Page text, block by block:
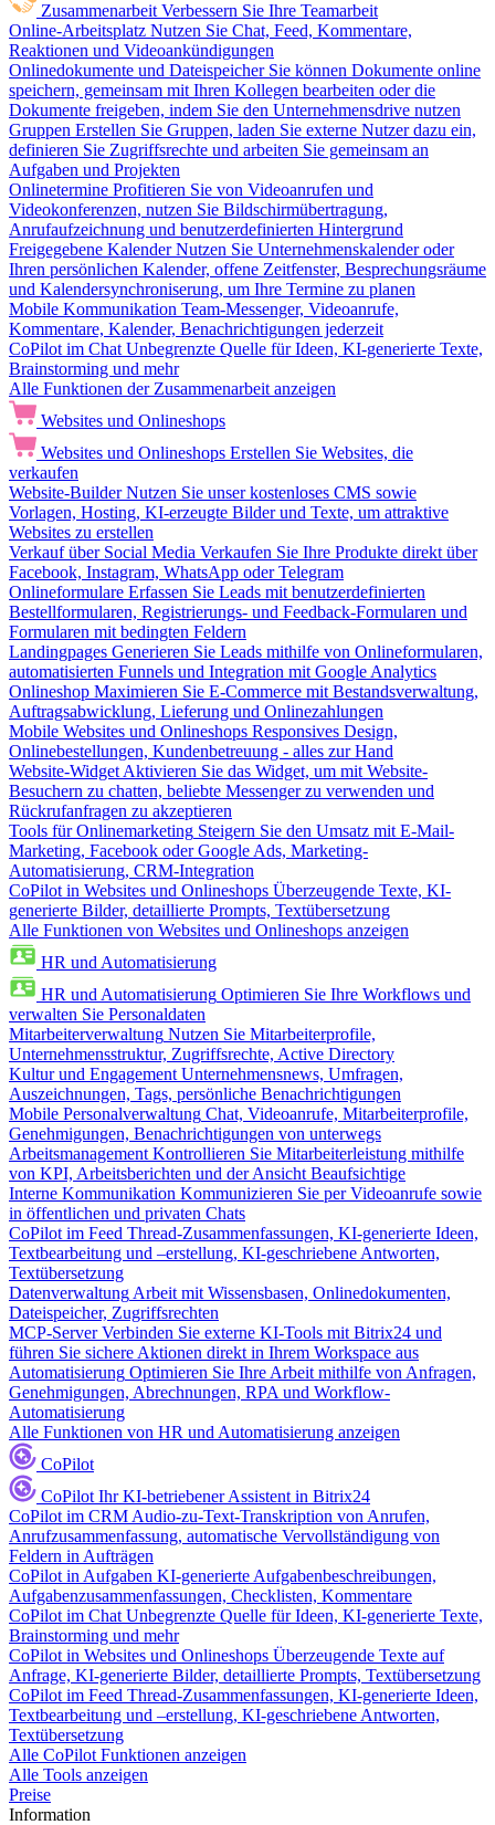
Zusammenarbeit Verbessern Sie Ihre Teamarbeit
Online-Arbeitsplatz Nutzen Sie Chat, Feed, Kommentare,
Reaktionen und Videoankündigungen
Onlinedokumente und Dateispeicher Sie können Dokumente online
speichern, gemeinsam mit Ihren Kollegen bearbeiten oder die
Dokumente freigeben, indem Sie den Unternehmensdrive nutzen
Gruppen Erstellen Sie Gruppen, laden Sie externe Nutzer dazu ein,
definieren Sie Zugriffsrechte und arbeiten Sie gemeinsam an
Aufgaben und Projekten
Onlinetermine Profitieren Sie von Videoanrufen und
Videokonferenzen, nutzen Sie Bildschirmübertragung,
Anrufaufzeichnung und benutzerdefinierten Hintergrund
Freigegebene Kalender Nutzen Sie Unternehmenskalender oder
Ihren persönlichen Kalender, offene Zeitfenster, Besprechungsräume
und Kalendersynchroniserung, um Ihre Termine zu planen
Mobile Kommunikation Team-Messenger, Videoanrufe,
Kommentare, Kalender, Benachrichtigungen jederzeit
CoPilot im Chat Unbegrenzte Quelle für Ideen, KI-generierte Texte,
Brainstorming und mehr
Alle Funktionen der Zusammenarbeit anzeigen
Websites und Onlineshops
Websites und Onlineshops Erstellen Sie Websites, die
verkaufen
Website-Builder Nutzen Sie unser kostenloses CMS sowie
Vorlagen, Hosting, KI-erzeugte Bilder und Texte, um attraktive
Websites zu erstellen
Verkauf über Social Media Verkaufen Sie Ihre Produkte direkt über
Facebook, Instagram, WhatsApp oder Telegram
Onlineformulare Erfassen Sie Leads mit benutzerdefinierten
Bestellformularen, Registrierungs- und Feedback-Formularen und
Formularen mit bedingten Feldern
Landingpages Generieren Sie Leads mithilfe von Onlineformularen,
automatisierten Funnels und Integration mit Google Analytics
Onlineshop Maximieren Sie E-Commerce mit Bestandsverwaltung,
Auftragsabwicklung, Lieferung und Onlinezahlungen
Mobile Websites und Onlineshops Responsives Design,
Onlinebestellungen, Kundenbetreuung - alles zur Hand
Website-Widget Aktivieren Sie das Widget, um mit Website-
Besuchern zu chatten, beliebte Messenger zu verwenden und
Rückrufanfragen zu akzeptieren
Tools für Onlinemarketing Steigern Sie den Umsatz mit E-Mail-
Marketing, Facebook oder Google Ads, Marketing-
Automatisierung, CRM-Integration
CoPilot in Websites und Onlineshops Überzeugende Texte, KI-
generierte Bilder, detaillierte Prompts, Textübersetzung
Alle Funktionen von Websites und Onlineshops anzeigen
HR und Automatisierung
HR und Automatisierung Optimieren Sie Ihre Workflows und
verwalten Sie Personaldaten
Mitarbeiterverwaltung Nutzen Sie Mitarbeiterprofile,
Unternehmensstruktur, Zugriffsrechte, Active Directory
Kultur und Engagement Unternehmensnews, Umfragen,
Auszeichnungen, Tags, persönliche Benachrichtigungen
Mobile Personalverwaltung Chat, Videoanrufe, Mitarbeiterprofile,
Genehmigungen, Benachrichtigungen von unterwegs
Arbeitsmanagement Kontrollieren Sie Mitarbeiterleistung mithilfe
von KPI, Arbeitsberichten und der Ansicht Beaufsichtige
Interne Kommunikation Kommunizieren Sie per Videoanrufe sowie
in öffentlichen und privaten Chats
CoPilot im Feed Thread-Zusammenfassungen, KI-generierte Ideen,
Textbearbeitung und –erstellung, KI-geschriebene Antworten,
Textübersetzung
Datenverwaltung Arbeit mit Wissensbasen, Onlinedokumenten,
Dateispeicher, Zugriffsrechten
MCP-Server Verbinden Sie externe KI-Tools mit Bitrix24 und
führen Sie sichere Aktionen direkt in Ihrem Workspace aus
Automatisierung Optimieren Sie Ihre Arbeit mithilfe von Anfragen,
Genehmigungen, Abrechnungen, RPA und Workflow-
Automatisierung
Alle Funktionen von HR und Automatisierung anzeigen
CoPilot
CoPilot Ihr KI-betriebener Assistent in Bitrix24
CoPilot im CRM Audio-zu-Text-Transkription von Anrufen,
Anrufzusammenfassung, automatische Vervollständigung von
Feldern in Aufträgen
CoPilot in Aufgaben KI-generierte Aufgabenbeschreibungen,
Aufgabenzusammenfassungen, Checklisten, Kommentare
CoPilot im Chat Unbegrenzte Quelle für Ideen, KI-generierte Texte,
Brainstorming und mehr
CoPilot in Websites und Onlineshops Überzeugende Texte auf
Anfrage, KI-generierte Bilder, detaillierte Prompts, Textübersetzung
CoPilot im Feed Thread-Zusammenfassungen, KI-generierte Ideen,
Textbearbeitung und –erstellung, KI-geschriebene Antworten,
Textübersetzung
Alle CoPilot Funktionen anzeigen
Alle Tools anzeigen
Preise
Information